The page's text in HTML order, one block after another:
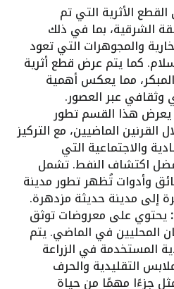
الأثرية التي تم
الشرقية، بما في ذلك
والمجوهرات التي تعود
كما يتم عرض قطع أثرية
مما يعكس أهمية
وثقافي عبر العصور.
يعرض هذا القسم تطور
القرنين الماضيين، مع التركيز
والاجتماعية التي
اكتشاف النفط. تشمل
وأدوات تُظهر تطور مدينة
إلى مدينة حديثة مزدهرة.
يحتوي على معروضات توثق
المحليين في الماضي. يتم
المستخدمة في الزراعة
التقليدية والحرف
جزءًا مهمًا من حياة